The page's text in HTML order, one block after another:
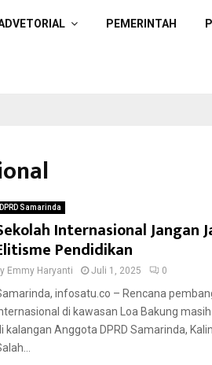
PEMERINTAH
DPRD Samarinda
Internasional Jangan
Pendidikan
Emmy Haryanti Juli 1, 2025 0
infosatu.co – Rencana
di kawasan Loa Bakung
kalangan Anggota DPRD Samarinda,